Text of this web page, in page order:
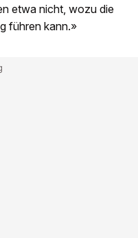
etwa nicht, wozu die
führen kann.»